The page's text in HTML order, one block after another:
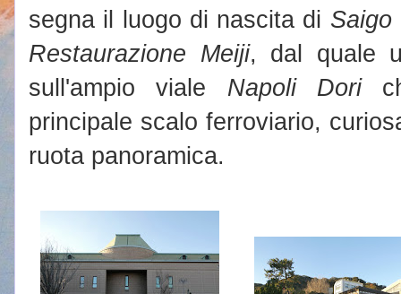
segna il luogo di nascita di Saigo
Restaurazione Meiji, dal quale
sull'ampio viale Napoli Dori
principale scalo ferroviario,
ruota panoramica.